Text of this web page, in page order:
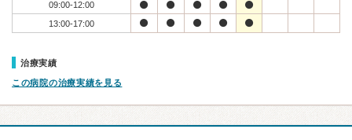
09:00-12:00
13:00-17:00
治療実績
この病院の治療実績を見る